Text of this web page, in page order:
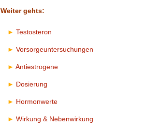
Weiter gehts:
Testosteron
Vorsorgeuntersuchungen
Antiestrogene
Dosierung
Hormonwerte
Wirkung & Nebenwirkung